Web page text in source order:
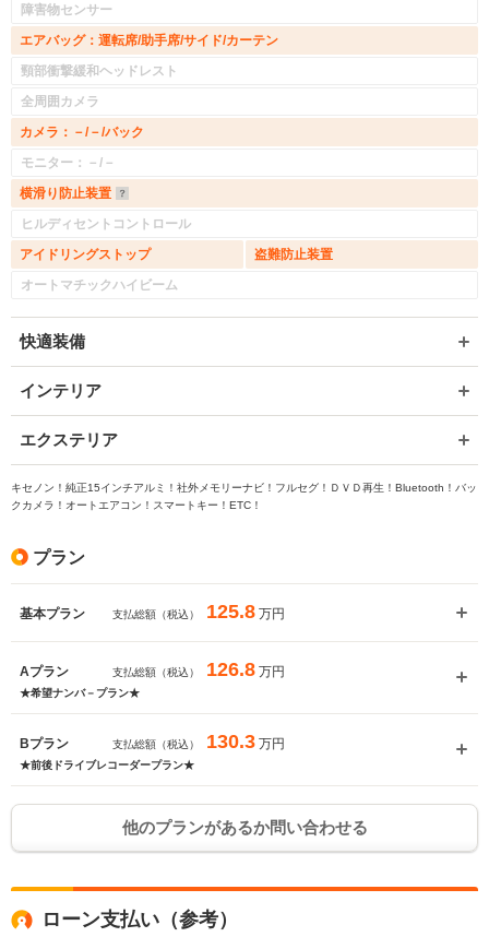
障害物センサー
エアバッグ：運転席/助手席/サイド/カーテン
頸部衝撃緩和ヘッドレスト
全周囲カメラ
カメラ：－/－/バック
モニター：－/－
横滑り防止装置
ヒルディセントコントロール
アイドリングストップ
盗難防止装置
オートマチックハイビーム
快適装備
インテリア
エクステリア
キセノン！純正15インチアルミ！社外メモリーナビ！フルセグ！ＤＶＤ再生！Bluetooth！バッ
クカメラ！オートエアコン！スマートキー！ETC！
プラン
基本プラン 支払総額（税込） 125.8 万円
Aプラン 支払総額（税込） 126.8 万円
★希望ナンバ－プラン★
Bプラン 支払総額（税込） 130.3 万円
★前後ドライブレコーダープラン★
他のプランがあるか問い合わせる
ローン支払い（参考）